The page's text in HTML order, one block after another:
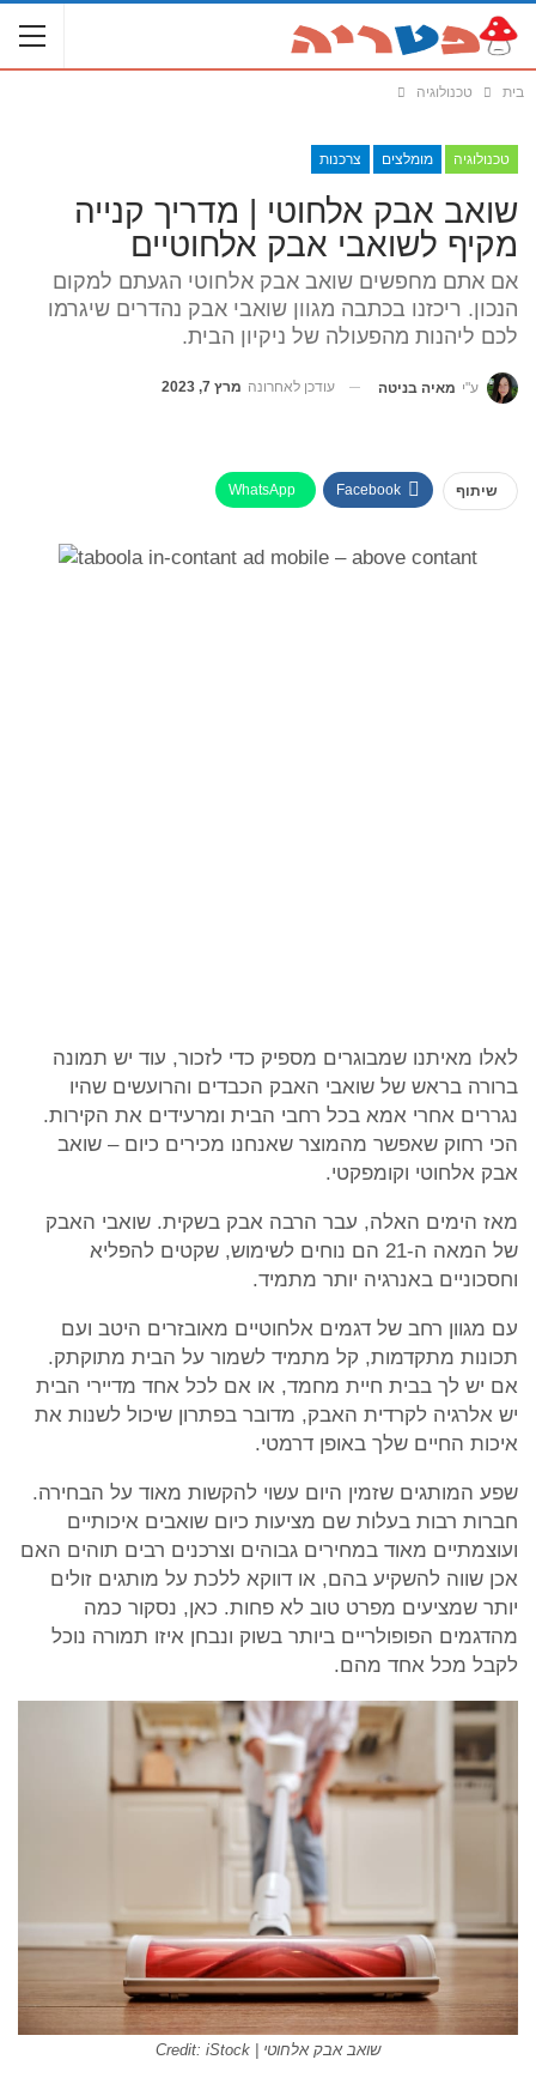
בית טכנולוגיה
טכנולוגיה מומלצים צרכנות
שואב אבק אלחוטי | מדריך קנייה
מקיף לשואבי אבק אלחוטיים
אם אתם מחפשים שואב אבק אלחוטי הגעתם למקום
הנכון. ריכזנו בכתבה מגוון שואבי אבק נהדרים שיגרמו
לכם ליהנות מהפעולה של ניקיון הבית.
ע"י מאיה בניטה עודכן לאחרונה מרץ 7, 2023
שיתוף Facebook
WhatsApp
לאלו מאיתנו שמבוגרים מספיק כדי לזכור, עוד יש תמונה
ברורה בראש של שואבי האבק הכבדים והרועשים שהיו
נגררים אחרי אמא בכל רחבי הבית ומרעידים את הקירות.
הכי רחוק שאפשר מהמוצר שאנחנו מכירים כיום – שואב
אבק אלחוטי וקומפקטי.
מאז הימים האלה, עבר הרבה אבק בשקית. שואבי האבק
של המאה ה-21 הם נוחים לשימוש, שקטים להפליא
וחסכוניים באנרגיה יותר מתמיד.
עם מגוון רחב של דגמים אלחוטיים מאובזרים היטב ועם
תכונות מתקדמות, קל מתמיד לשמור על הבית מתוקתק.
אם יש לך בבית חיית מחמד, או אם לכל אחד מדיירי הבית
יש אלרגיה לקרדית האבק, מדובר בפתרון שיכול לשנות את
איכות החיים שלך באופן דרמטי.
שפע המותגים שזמין היום עשוי להקשות מאוד על הבחירה.
חברות רבות בעלות שם מציעות כיום שואבים איכותיים
ועוצמתיים מאוד במחירים גבוהים וצרכנים רבים תוהים האם
אכן שווה להשקיע בהם, או דווקא ללכת על מותגים זולים
יותר שמציעים מפרט טוב לא פחות. כאן, נסקור כמה
מהדגמים הפופולריים ביותר בשוק ונבחן איזו תמורה נוכל
לקבל מכל אחד מהם.
שואב אבק אלחוטי | Credit: iStock